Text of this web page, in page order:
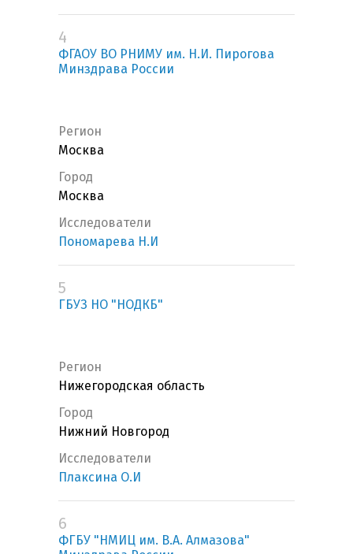
4
ФГАОУ ВО РНИМУ им. Н.И. Пирогова
Минздрава России
Регион
Москва
Город
Москва
Исследователи
Пономарева Н.И
5
ГБУЗ НО "НОДКБ"
Регион
Нижегородская область
Город
Нижний Новгород
Исследователи
Плаксина О.И
6
ФГБУ "НМИЦ им. В.А. Алмазова"